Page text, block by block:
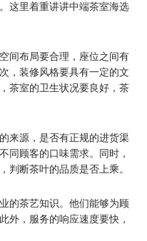
这里着重讲讲中端茶室海选
间布局要合理，座位之间有
，装修风格要具有一定的文
茶室的卫生状况要良好，茶
来源，是否有正规的进货渠
同顾客的口味需求。同时，
判断茶叶的品质是否上乘。
的茶艺知识。他们能够为顾
外，服务的响应速度要快，